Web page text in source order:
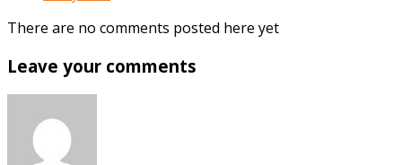
There are no comments posted here yet
Leave your comments